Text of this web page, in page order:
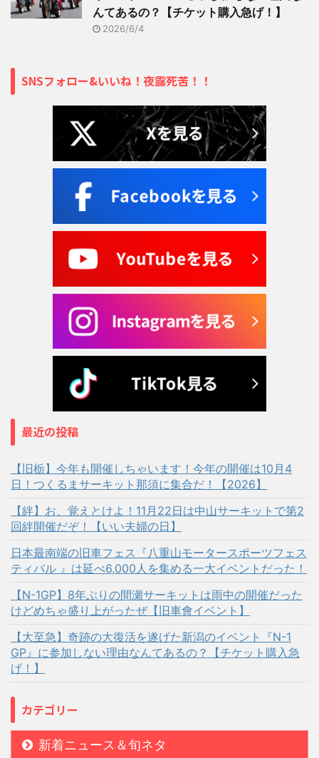
んてあるの？【チケット購入急げ！】
2026/6/4
SNSフォロー&いいね！夜露死苦！！
最近の投稿
【旧栃】今年も開催しちゃいます！今年の開催は10月4
日！つくるまサーキット那須に集合だ！【2026】
【絆】お、覚えとけよ！11月22日は中山サーキットで第2
回絆開催だぞ！【いい夫婦の日】
日本最南端の旧車フェス『八重山モータースポーツフェス
ティバル 』は延べ6,000人を集める一大イベントだった！
【N-1GP】8年ぶりの間瀬サーキットは雨中の開催だった
けどめちゃ盛り上がったぜ【旧車會イベント】
【大至急】奇跡の大復活を遂げた新潟のイベント『N-1
GP』に参加しない理由なんてあるの？【チケット購入急
げ！】
カテゴリー
新着ニュース＆旬ネタ